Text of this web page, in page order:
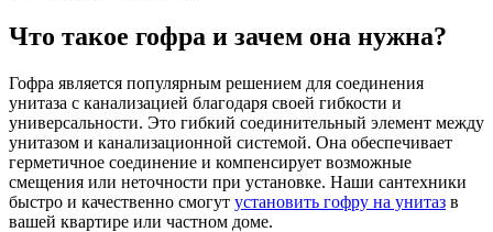
Что такое гофра и зачем она нужна?
Гофра является популярным решением для соединения
унитаза с канализацией благодаря своей гибкости и
универсальности. Это гибкий соединительный элемент между
унитазом и канализационной системой. Она обеспечивает
герметичное соединение и компенсирует возможные
смещения или неточности при установке. Наши сантехники
быстро и качественно смогут установить гофру на унитаз в
вашей квартире или частном доме.